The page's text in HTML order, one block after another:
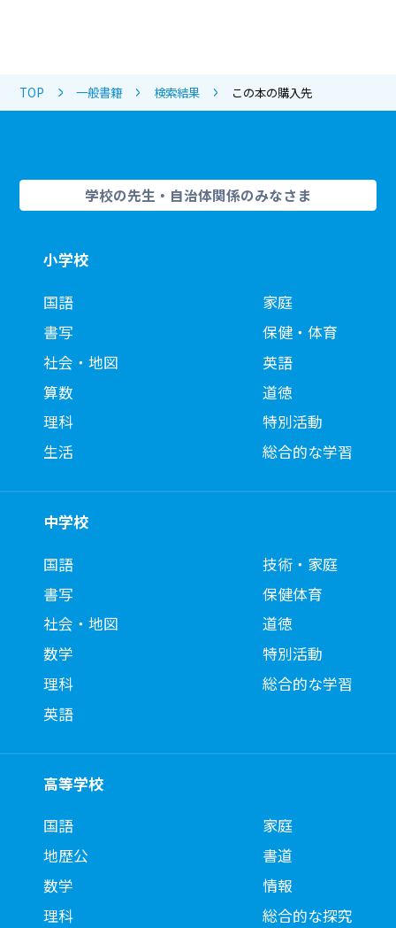
TOP 一般書籍 検索結果 この本の購入先
学校の先生・自治体関係のみなさま
小学校
国語
書写
社会・地図
算数
理科
生活
家庭
保健・体育
英語
道徳
特別活動
総合的な学習
中学校
国語
書写
社会・地図
数学
理科
英語
技術・家庭
保健体育
道徳
特別活動
総合的な学習
高等学校
国語
地歴公
数学
理科
家庭
書道
情報
総合的な探究